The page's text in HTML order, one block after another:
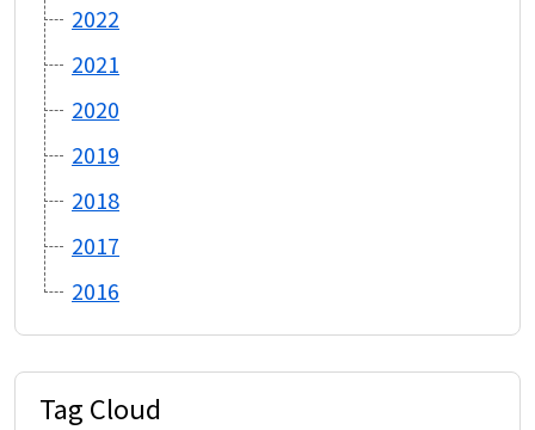
2022
2021
2020
2019
2018
2017
2016
Tag Cloud